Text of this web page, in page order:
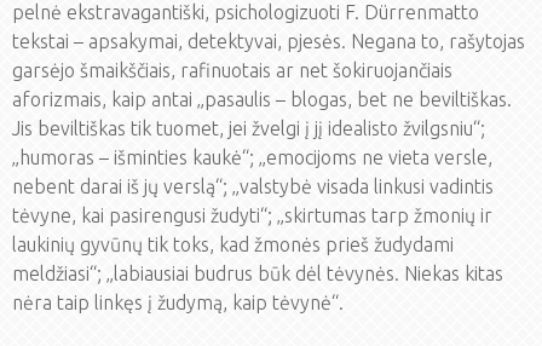
pelnė ekstravagantiški, psichologizuoti F. Dürrenmatto
tekstai – apsakymai, detektyvai, pjesės. Negana to, rašytojas
garsėjo šmaikščiais, rafinuotais ar net šokiruojančiais
aforizmais, kaip antai „pasaulis – blogas, bet ne beviltiškas.
Jis beviltiškas tik tuomet, jei žvelgi į jį idealisto žvilgsniu“;
„humoras – išminties kaukė“; „emocijoms ne vieta versle,
nebent darai iš jų verslą“; „valstybė visada linkusi vadintis
tėvyne, kai pasirengusi žudyti“; „skirtumas tarp žmonių ir
laukinių gyvūnų tik toks, kad žmonės prieš žudydami
meldžiasi“; „labiausiai budrus būk dėl tėvynės. Niekas kitas
nėra taip linkęs į žudymą, kaip tėvynė“.